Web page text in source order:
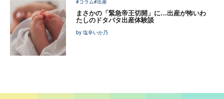
#コラム#出産
まさかの「緊急帝王切開」に…出産が怖いわ
たしのドタバタ出産体験談
by 塩辛いか乃